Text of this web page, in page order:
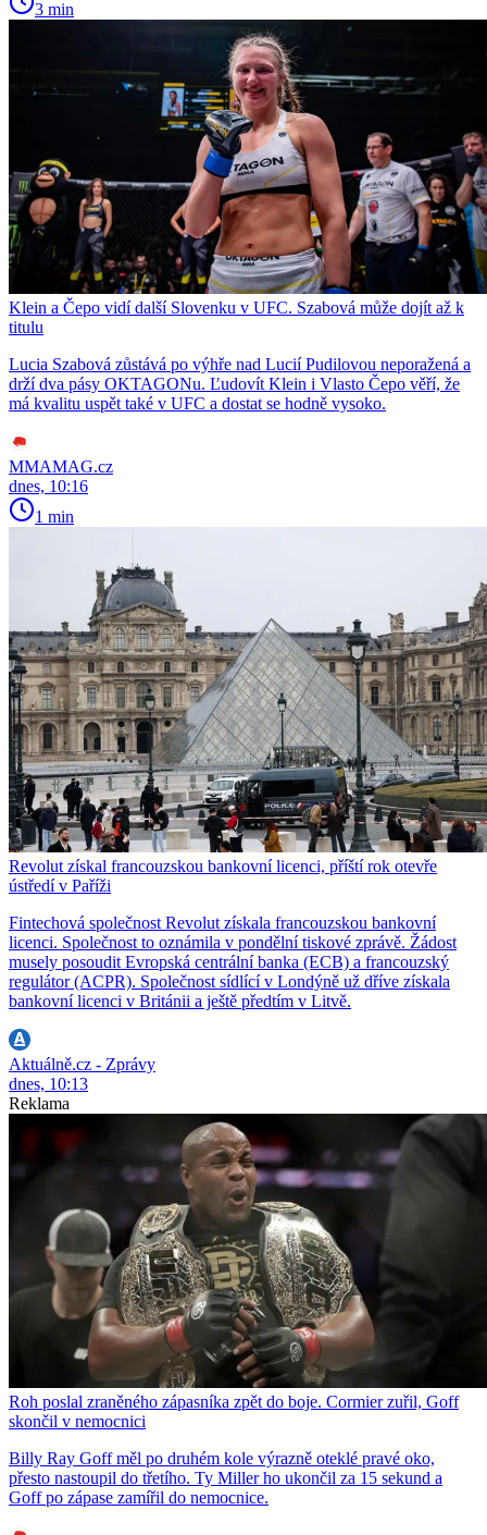
3 min
Klein a Čepo vidí další Slovenku v UFC. Szabová může dojít až k
titulu
Lucia Szabová zůstává po výhře nad Lucií Pudilovou neporažená a
drží dva pásy OKTAGONu. Ľudovít Klein i Vlasto Čepo věří, že
má kvalitu uspět také v UFC a dostat se hodně vysoko.
MMAMAG.cz
dnes, 10:16
1 min
Revolut získal francouzskou bankovní licenci, příští rok otevře
ústředí v Paříži
Fintechová společnost Revolut získala francouzskou bankovní
licenci. Společnost to oznámila v pondělní tiskové zprávě. Žádost
musely posoudit Evropská centrální banka (ECB) a francouzský
regulátor (ACPR). Společnost sídlící v Londýně už dříve získala
bankovní licenci v Británii a ještě předtím v Litvě.
Aktuálně.cz - Zprávy
dnes, 10:13
Reklama
Roh poslal zraněného zápasníka zpět do boje. Cormier zuřil, Goff
skončil v nemocnici
Billy Ray Goff měl po druhém kole výrazně oteklé pravé oko,
přesto nastoupil do třetího. Ty Miller ho ukončil za 15 sekund a
Goff po zápase zamířil do nemocnice.